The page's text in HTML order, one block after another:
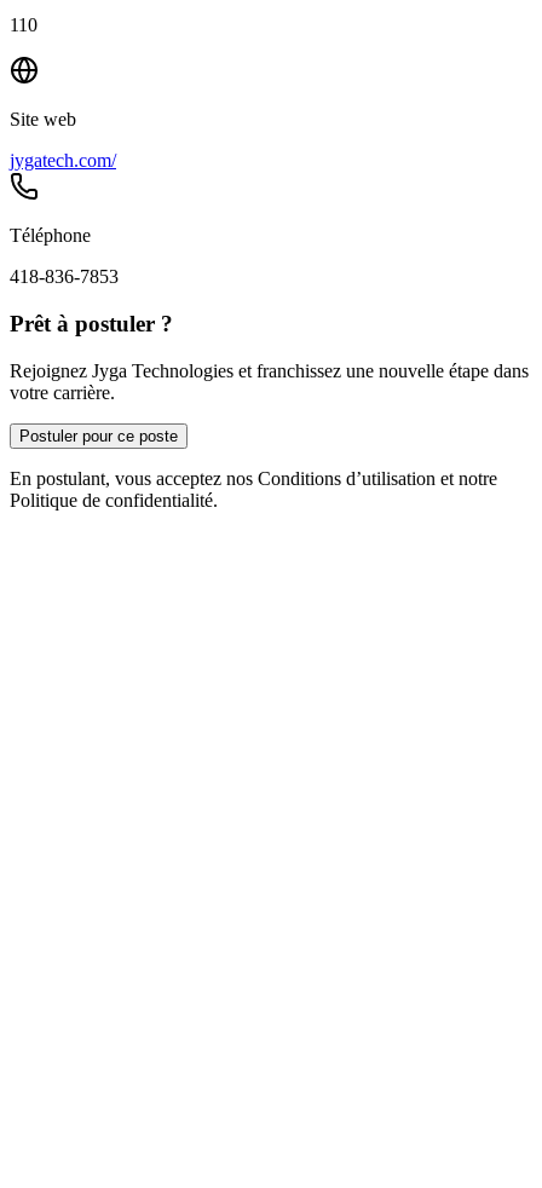
110
Site web
jygatech.com/
Téléphone
418-836-7853
Prêt à postuler ?
Rejoignez Jyga Technologies et franchissez une nouvelle étape dans
votre carrière.
Postuler pour ce poste
En postulant, vous acceptez nos Conditions d’utilisation et notre
Politique de confidentialité.